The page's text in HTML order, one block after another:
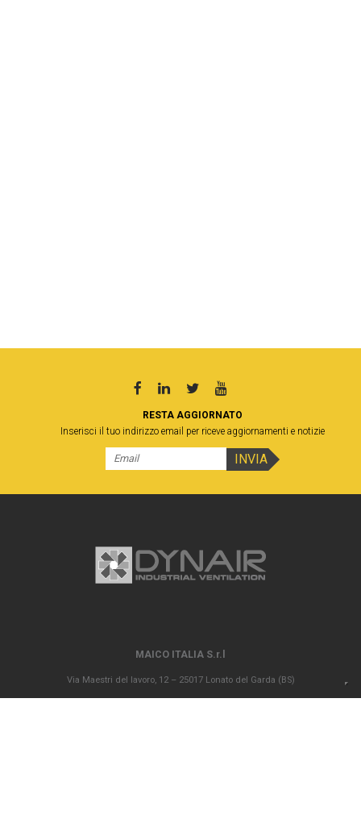
RESTA AGGIORNATO
Inserisci il tuo indirizzo email per riceve aggiornamenti e notizie
MAICO ITALIA S.r.l
Via Maestri del lavoro, 12 – 25017 Lonato del Garda (BS)